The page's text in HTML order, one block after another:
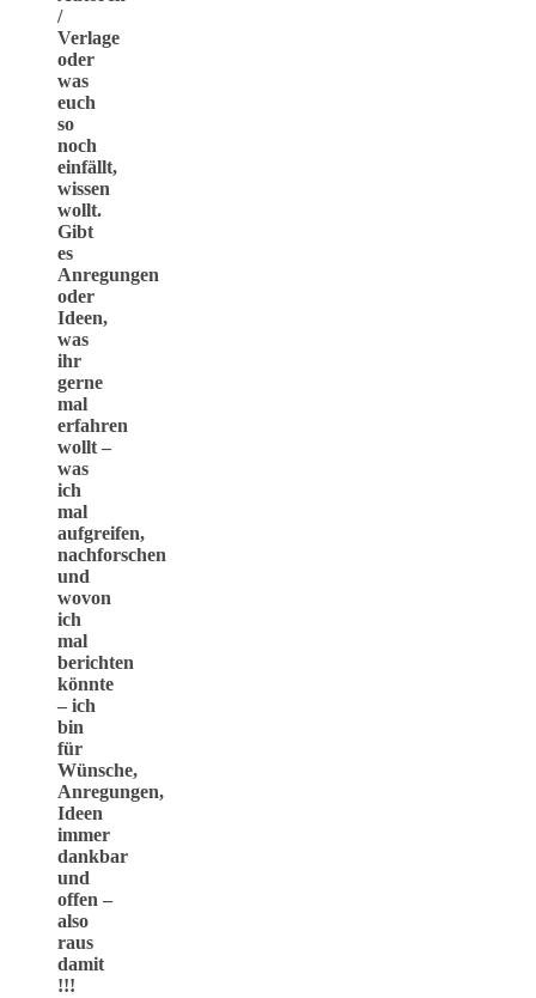
/
Verlage
oder
was
euch
so
noch
einfällt,
wissen
wollt.
Gibt
es
Anregungen
oder
Ideen,
was
ihr
gerne
mal
erfahren
wollt –
was
ich
mal
aufgreifen,
nachforschen
und
wovon
ich
mal
berichten
könnte
– ich
bin
für
Wünsche,
Anregungen,
Ideen
immer
dankbar
und
offen –
also
raus
damit
!!!